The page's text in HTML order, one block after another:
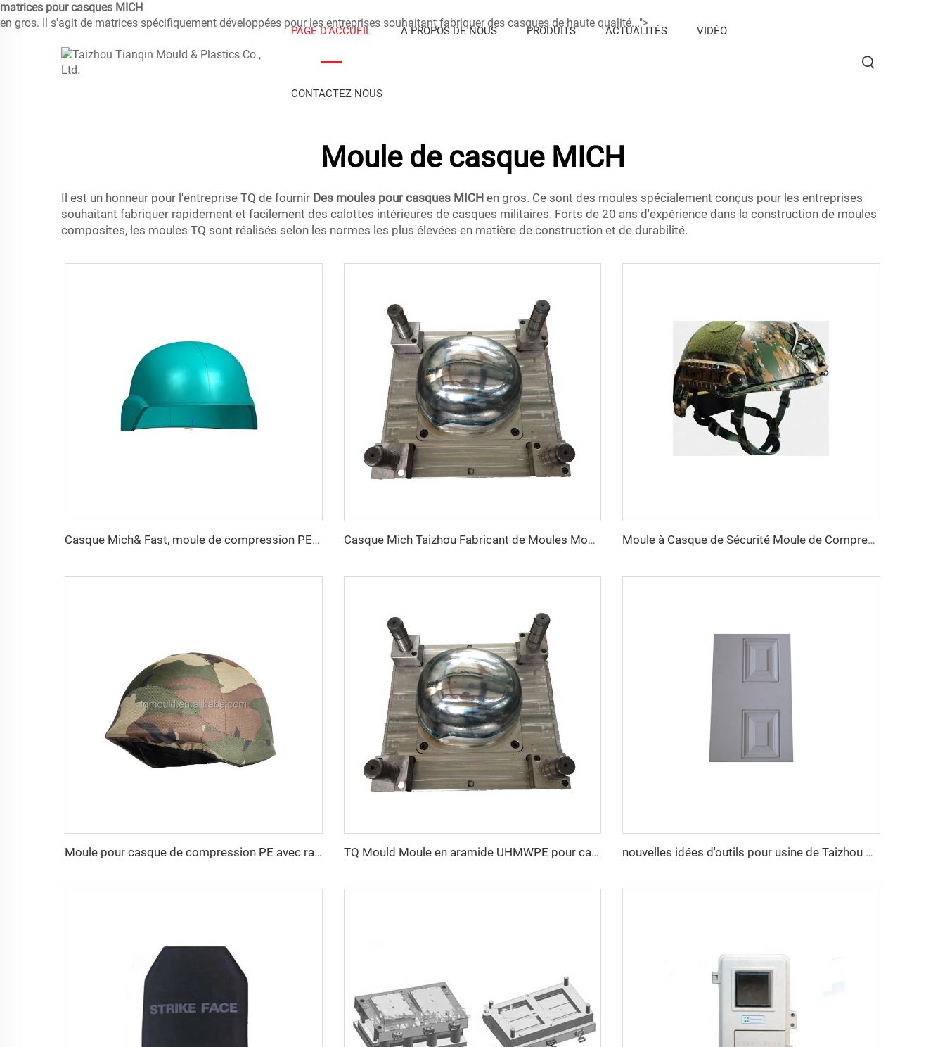
matrices pour casques MICH
en gros. Il s'agit de matrices spécifiquement développées pour les entreprises souhaitant fabriquer des casques de haute qualité...">
PAGE D’ACCUEIL À PROPOS DE NOUS PRODUITS ACTUALITÉS VIDÉO
CONTACTEZ-NOUS
Moule de casque MICH
Il est un honneur pour l'entreprise TQ de fournir Des moules pour casques MICH en gros. Ce sont des moules spécialement conçus pour les entreprises
souhaitant fabriquer rapidement et facilement des calottes intérieures de casques militaires. Forts de 20 ans d'expérience dans la construction de moules
composites, les moules TQ sont réalisés selon les normes les plus élevées en matière de construction et de durabilité.
Casque Mich& Fast, moule de compression PE avec rails latéraux, moule pour casque de sécurité Casque Mich Taizhou Fabricant de Moules Moule à Casque en Plastique Moule Moule à Casque de Sécurité Moule de Compression Moule à Casque Plastique Moule à Casque Taizhou Fabricant
Moule pour casque de compression PE avec rails latéraux - Technologie de moulage par compression pour casques TQ Mould Moule en aramide UHMWPE pour casque MICH FAST PASGT Moule à casque par compression nouvelles idées d'outils pour usine de Taizhou 2025 Moule en fibre de verre pour panneau de porte SMC